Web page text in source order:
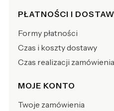
PŁATNOŚCI I
Formy płatności
Czas i koszty dostawy
Czas realizacji zamówienia
MOJE KONTO
Twoje zamówienia